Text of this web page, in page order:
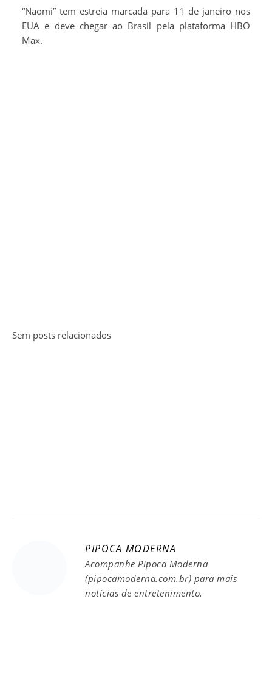
“Naomi” tem estreia marcada para 11 de janeiro nos
EUA e deve chegar ao Brasil pela plataforma HBO
Max.
Sem posts relacionados
PIPOCA MODERNA
Acompanhe Pipoca Moderna
(pipocamoderna.com.br) para mais
notícias de entretenimento.